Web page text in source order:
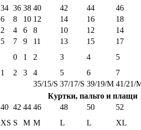
34 36 38 40 42 44
46
6 8 10 12 14 16
18
2 4 6 8 10 12
14
5 7 9 11 13 15
17
0 1 2 3 4
5
1 2 3 4 5 6
7
35/15/S 37/17/S 39/19/M 41/21/
Куртки, пальто и плащи
40 42 44 46 48 50
52
XS S M M L L
XL